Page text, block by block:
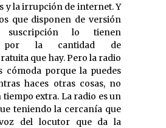
y la irrupción de internet. Y
que disponen de versión
lo tienen
por la cantidad de
que hay. Pero la radio
cómoda porque la puedes
haces otras cosas, no
extra. La radio es un
teniendo la cercanía que
del locutor que da la